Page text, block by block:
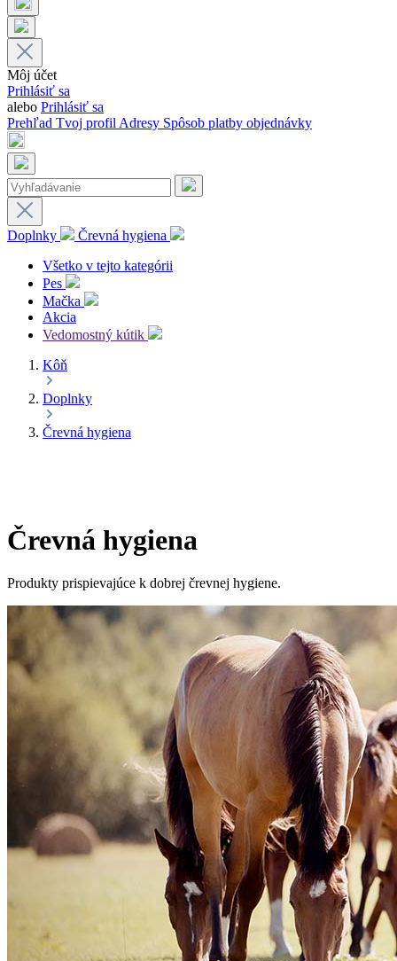
Môj účet
Prihlásiť sa
alebo Prihlásiť sa
Prehľad Tvoj profilAdresy Spôsob platby objednávky
Doplnky
Črevná hygiena
Všetko v tejto kategórii
Pes
Mačka
Akcia
Vedomostný kútik
Kôň
Doplnky
Črevná hygiena
Črevná hygiena
Produkty prispievajúce k dobrej črevnej hygiene.